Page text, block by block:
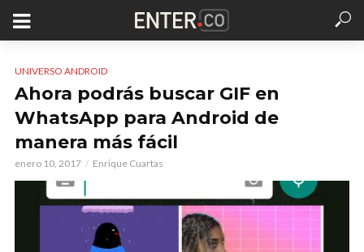
UNIVERSO ANDROID
Ahora podrás buscar GIF en
WhatsApp para Android de
manera más fácil
enero 10, 2017 Enrique Cuartas